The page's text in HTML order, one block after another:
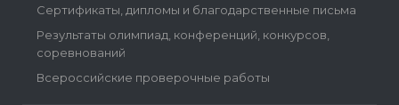
Сертификаты, дипломы и благодарственные письма
Результаты олимпиад, конференций, конкурсов,
соревнований
Всероссийские проверочные работы